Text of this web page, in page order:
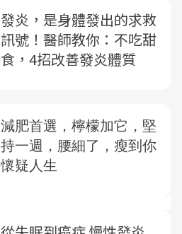
發炎，是身體發出的求救
訊號！醫師教你：不吃甜
食，4招改善發炎體質